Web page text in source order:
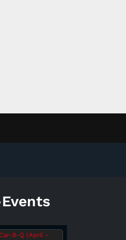
Car-B-Q (April –